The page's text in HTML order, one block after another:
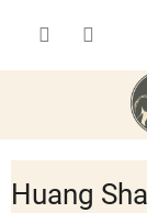
Huang